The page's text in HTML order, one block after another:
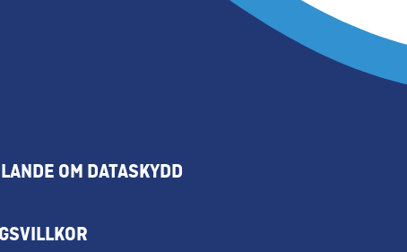
OM DATASKYDD